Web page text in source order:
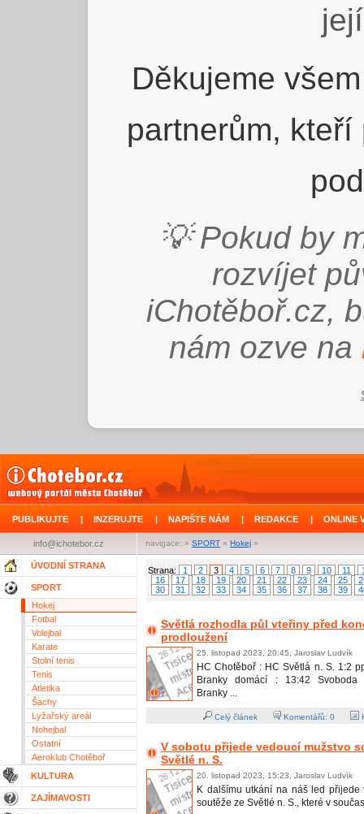
Děkujeme
partnerům,
💡 Pokud by
rozvíjet
iChotěboř.cz,
nám ozve na
PUBLIKUJTE | INZERUJTE | NAPIŠTE NÁM | REDAKCE | ONLINE
navigace: » SPORT » Hokej »
info@ichotebor.cz
ÚVODNÍ STRANA
SPORT
Hokej
Fotbal
Volejbal
Karate
Stolní tenis
Tenis
Atletika
Šachy
Lyžařský areál
Nohejbal
Ostatní
Aeroklub Chotěboř
KULTURA
ZAJÍMAVOSTI
Strana: 1 2 3 4 5 6 7 8 9 10 11
16
17 18 19 20 21 22 23 24 25
30
31 32 33 34 35 36 37 38 39
Světlá rozhodla půl vteřiny před
prodloužení
25. listopad 2023, 20:45, Jaroslav Ludvík
HC Chotěboř : HC Světlá n. S. 1:2
Branky domácí : 13:42 Svoboda
Branky ...
Celý článek Komentářů: 0
V sobotu přijede vedoucí mužstvo
Světlé n. S.
20. listopad 2023, 15:23, Jaroslav Ludvík
K dalšímu utkání na náš led přijede
soutěže ze Světlé n. S., které v